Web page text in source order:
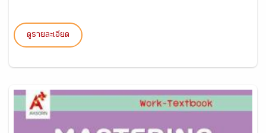
ดูรายละเอียด